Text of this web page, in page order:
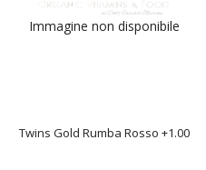
Immagine non disponibile
Twins Gold Rumba Rosso +1.00